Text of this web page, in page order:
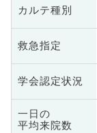
カルテ種別
救急指定
学会認定状況
一日の
平均来院数